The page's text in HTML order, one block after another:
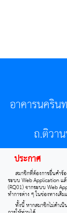
อาคารนคริน
ถ.ติวา
โทรศัพท์ 02-
All
ประกาศ
สมาชิกที่ต้องการยื่นคำร้
ระบบ Web Application แ
(RQ01) จากระบบ Web
ทำการต่าง ๆ ในช่องทางเ
ทั้งนี้ หากสมาชิกไม่ดำเนิ